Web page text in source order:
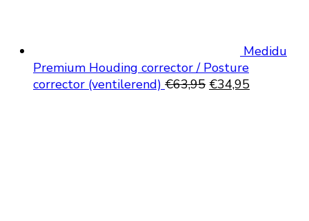
Medidu
Premium Houding corrector / Posture
corrector (ventilerend) €63,95 Oorspronkelijke
€34,95